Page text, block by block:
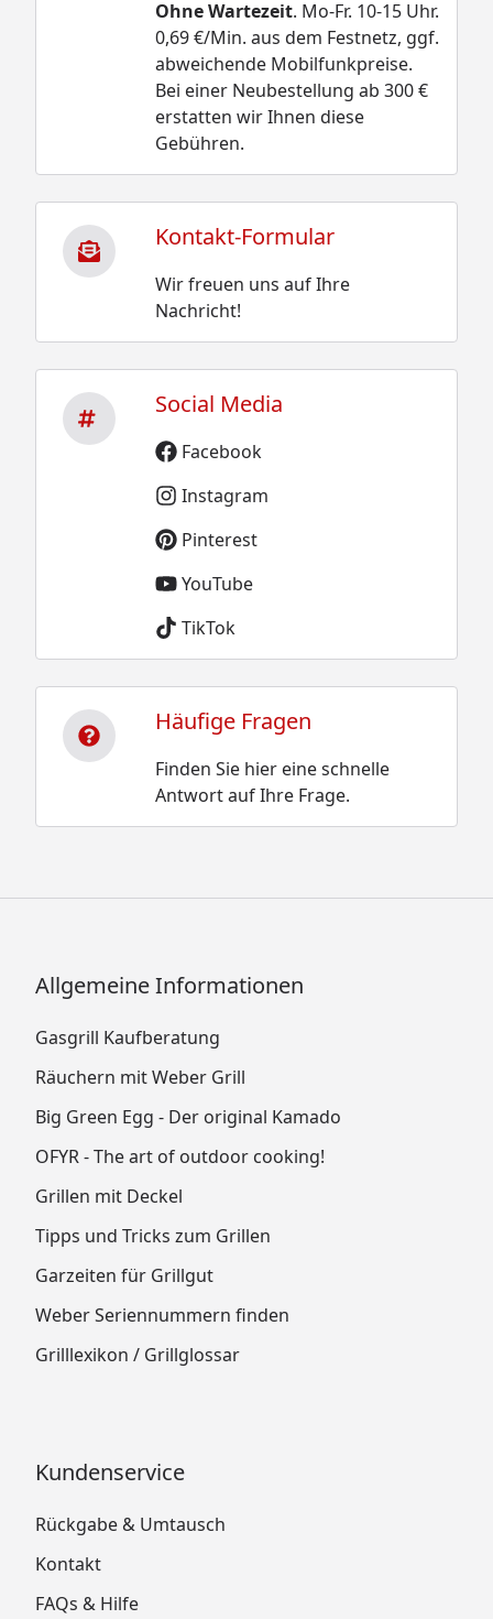
Ohne Wartezeit. Mo-Fr. 10-15 Uhr.
0,69 €/Min. aus dem Festnetz, ggf.
abweichende Mobilfunkpreise.
Bei einer Neubestellung ab 300 €
erstatten wir Ihnen diese
Gebühren.
Kontakt-Formular
Wir freuen uns auf Ihre
Nachricht!
Social Media
Facebook
Instagram
Pinterest
YouTube
TikTok
Häufige Fragen
Finden Sie hier eine schnelle
Antwort auf Ihre Frage.
Allgemeine Informationen
Gasgrill Kaufberatung
Räuchern mit Weber Grill
Big Green Egg - Der original Kamado
OFYR - The art of outdoor cooking!
Grillen mit Deckel
Tipps und Tricks zum Grillen
Garzeiten für Grillgut
Weber Seriennummern finden
Grilllexikon / Grillglossar
Kundenservice
Rückgabe & Umtausch
Kontakt
FAQs & Hilfe